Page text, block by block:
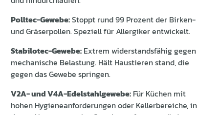
Polltec-Gewebe:Stoppt rund 99 Prozent der Birken-
und Gräserpollen. Speziell für Allergiker entwickelt.
Stabilotec-Gewebe: Extrem widerstandsfähig gegen
mechanische Belastung. Hält Haustieren stand, die
gegen das Gewebe springen.
V2A- und V4A-Edelstahlgewebe: Für Küchen mit
hohen Hygieneanforderungen oder Kellerbereiche, in